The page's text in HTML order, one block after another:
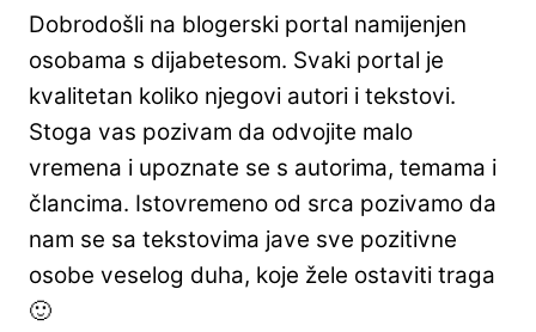
Dobrodošli na blogerski portal namijenjen
osobama s dijabetesom. Svaki portal je
kvalitetan koliko njegovi autori i tekstovi.
Stoga vas pozivam da odvojite malo
vremena i upoznate se s autorima, temama i
člancima. Istovremeno od srca pozivamo da
nam se sa tekstovima jave sve pozitivne
osobe veselog duha, koje žele ostaviti traga
🙂